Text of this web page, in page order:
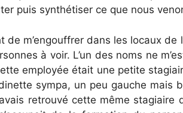
puis synthétiser ce que nous
de m’engouffrer dans les locaux de
à voir. L’un des noms ne
employée était une petite
sympa, un peu gauche mais
retrouvé cette même